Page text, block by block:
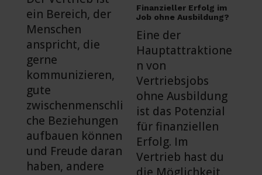
ein Bereich, der
Menschen
anspricht, die
gerne
kommunizieren,
gute
zwischenmenschli
che Beziehungen
aufbauen können
und Freude daran
haben, andere
Finanzieller Erfolg im
Job ohne Ausbildung?
Eine der
Hauptattraktione
n von
Vertriebsjobs
ohne Ausbildung
ist das Potenzial
für finanziellen
Erfolg. Im
Vertrieb hast du